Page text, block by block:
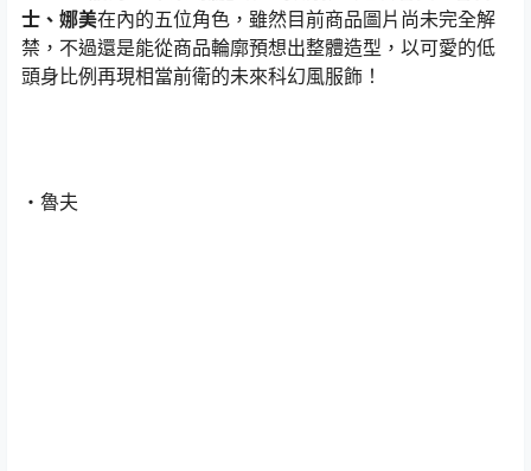
士、娜美在內的五位角色，雖然目前商品圖片尚未完全解
禁，不過還是能從商品輪廓預想出整體造型，以可愛的低
頭身比例再現相當前衛的未來科幻風服飾！
・魯夫